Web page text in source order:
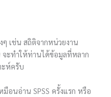
ๆ เช่น สถิติจากหน่วยงาน
ะทำให้ท่านได้ข้อมูลที่หลาก
ะห์ครับ
อนอ่าน SPSS ครั้งแรก หรือ